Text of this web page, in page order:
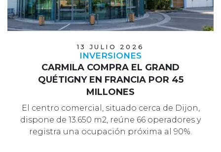
13 JULIO 2026
INVERSIONES
CARMILA COMPRA EL GRAND
QUÉTIGNY EN FRANCIA POR 45
MILLONES
El centro comercial, situado cerca de Dijon,
dispone de 13.650 m2, reúne 66 operadores y
registra una ocupación próxima al 90%.